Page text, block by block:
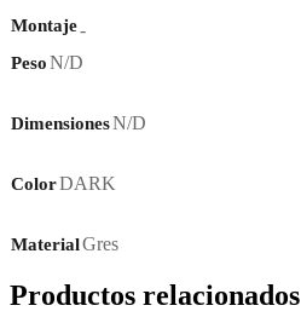
Montaje-
PesoN/D
DimensionesN/D
ColorDARK
MaterialGres
Productos relacionados